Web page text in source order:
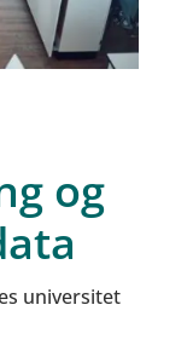
og
universitet